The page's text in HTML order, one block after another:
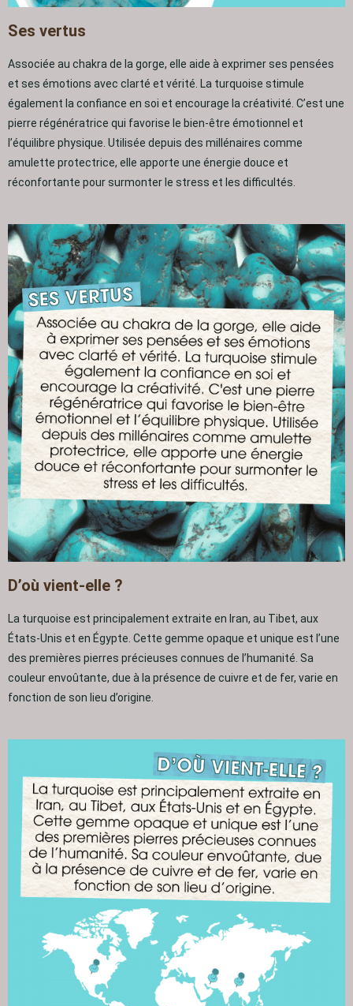
Ses vertus
Associée au chakra de la gorge, elle aide à exprimer ses pensées
et ses émotions avec clarté et vérité. La turquoise stimule
également la confiance en soi et encourage la créativité. C’est une
pierre régénératrice qui favorise le bien-être émotionnel et
l’équilibre physique. Utilisée depuis des millénaires comme
amulette protectrice, elle apporte une énergie douce et
réconfortante pour surmonter le stress et les difficultés.
D’où vient-elle ?
La turquoise est principalement extraite en Iran, au Tibet, aux
États-Unis et en Égypte. Cette gemme opaque et unique est l’une
des premières pierres précieuses connues de l’humanité. Sa
couleur envoûtante, due à la présence de cuivre et de fer, varie en
fonction de son lieu d’origine.